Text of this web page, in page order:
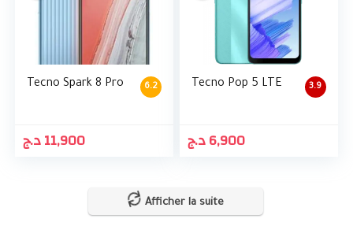
6.2
Tecno Spark 8 Pro
11,900د.ج
3.9
Tecno Pop 5 LTE
6,900د.ج
Afficher la suite